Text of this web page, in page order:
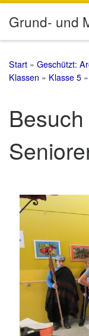
Zum Inhalt
Grund- und
Start » Geschützt:
Klassen » Klasse 5 »